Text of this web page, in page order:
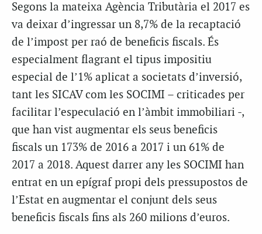
Segons la mateixa Agència Tributària el 2017 es
va deixar d’ingressar un 8,7% de la recaptació
de l’impost per raó de beneficis fiscals. És
especialment flagrant el tipus impositiu
especial de l’1% aplicat a societats d’inversió,
tant les SICAV com les SOCIMI – criticades per
facilitar l’especulació en l’àmbit immobiliari -,
que han vist augmentar els seus beneficis
fiscals un 173% de 2016 a 2017 i un 61% de
2017 a 2018. Aquest darrer any les SOCIMI han
entrat en un epígraf propi dels pressupostos de
l’Estat en augmentar el conjunt dels seus
beneficis fiscals fins als 260 milions d’euros.